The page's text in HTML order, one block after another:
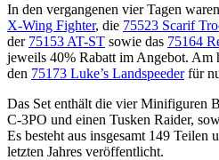
In den vergangenen vier Tagen
X-Wing Fighter, die 75523 Scarif
der 75153 AT-ST sowie das 75164
jeweils 40% Rabatt im Angebot. Am
den 75173 Luke’s Landspeederfür
Das Set enthält die vier Minifiguren
C-3PO und einen Tusken Raider,
Es besteht aus insgesamt 149 Teilen
letzten Jahres veröffentlicht.